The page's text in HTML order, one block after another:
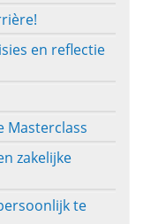
en reflectie
Masterclass
zakelijke
te